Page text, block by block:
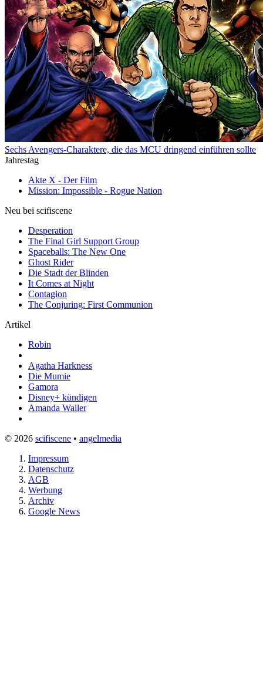
Sechs Avengers-Charaktere, die das MCU dringend einführen sollte
Jahrestag
Akte X - Der Film
Mission: Impossible - Rogue Nation
Neu bei scifiscene
Desperation
The Final Girl Support Group
Spaceballs: The New One
Ghost Rider
Die Stadt der Blinden
It Comes at Night
Contagion
The Conjuring: First Communion
Artikel
Robin
Agatha Harkness
Die Mumie
Gamora
Disney+ kündigen
Amanda Waller
© 2026 scifiscene • angelmedia
Impressum
Datenschutz
AGB
Werbung
Archiv
Google News